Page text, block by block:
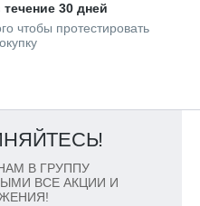
30 дней
чтобы протестировать
В ГРУППУ
ВСЕ АКЦИИ И